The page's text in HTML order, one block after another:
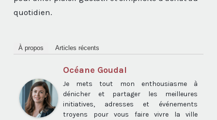
quotidien.
À propos Articles récents
Océane Goudal
Je mets tout mon enthousiasme à
dénicher et partager les meilleures
initiatives, adresses et événements
troyens pour vous faire vivre la ville